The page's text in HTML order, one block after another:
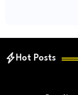
Hot Posts